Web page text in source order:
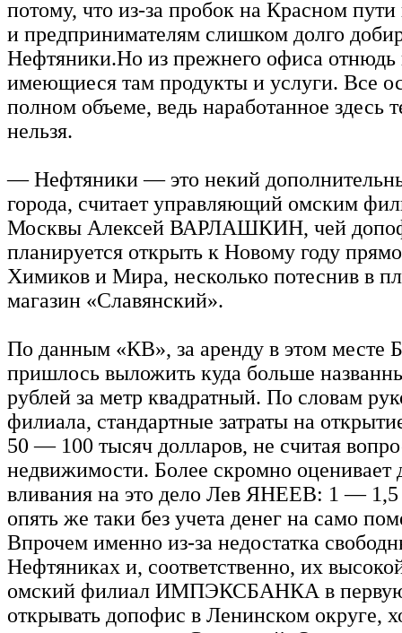
потому, что из-за пробок на Красном
и предпринимателям слишком долго
Нефтяники.Но из прежнего офиса отнюдь
имеющиеся там продукты и услуги. Все
полном объеме, ведь наработанное здесь
нельзя.
— Нефтяники — это некий
города, считает управляющий омским
Москвы Алексей ВАРЛАШКИН, чей
планируется открыть к Новому году
Химиков и Мира, несколько потеснив в
магазин «Славянский».
По данным «КВ», за аренду в этом месте
пришлось выложить куда больше
рублей за метр квадратный. По словам
филиала, стандартные затраты на
50 — 100 тысяч долларов, не считая
недвижимости. Более скромно оценивает
вливания на это дело Лев ЯНЕЕВ: 1 — 1,5
опять же таки без учета денег на само
Впрочем именно из-за недостатка
Нефтяниках и, соответственно, их
омский филиал ИМПЭКСБАНКА в первую
открывать допофис в Ленинском округе,